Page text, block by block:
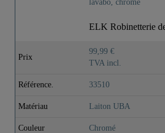
ELK Robinetterie
Prix
99,99 €
TVA incl.
Référence. 33510
Matériau Laiton UBA
Couleur Chromé